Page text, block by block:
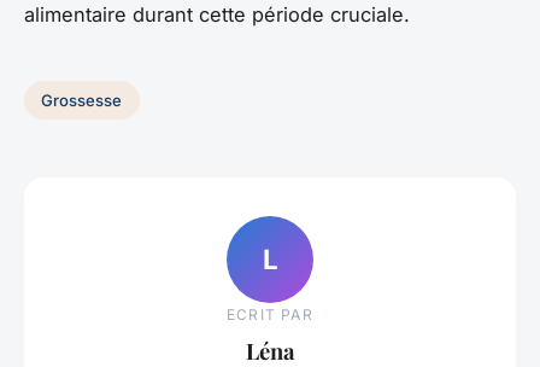
alimentaire durant cette période cruciale.
Grossesse
L
ECRIT PAR
Léna